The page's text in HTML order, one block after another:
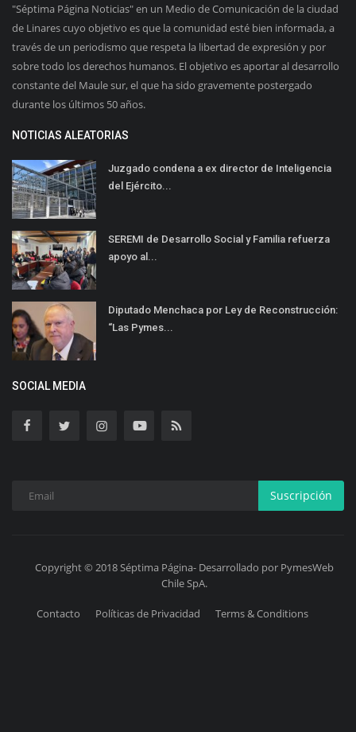
"Séptima Página Noticias" en un Medio de Comunicación de la ciudad
de Linares cuyo objetivo es que la comunidad esté bien informada, a
través de un periodismo que respeta la libertad de expresión y por
sobre todo los derechos humanos. El objetivo es aportar al desarrollo
constante del Maule sur, el que ha sido gravemente postergado
durante los últimos 50 años.
NOTICIAS ALEATORIAS
Juzgado condena a ex director de Inteligencia
del Ejército...
SEREMI de Desarrollo Social y Familia refuerza
apoyo al...
Diputado Menchaca por Ley de Reconstrucción:
“Las Pymes...
SOCIAL MEDIA
Suscripción
Copyright © 2018 Séptima Página- Desarrollado por PymesWeb
Chile SpA.
Contacto Políticas de Privacidad Terms & Conditions